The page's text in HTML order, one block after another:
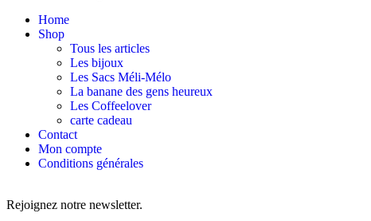
Home
Shop
Tous les articles
Les bijoux
Les Sacs Méli-Mélo
La banane des gens heureux
Les Coffeelover
carte cadeau
Contact
Mon compte
Conditions générales
Rejoignez notre newsletter.